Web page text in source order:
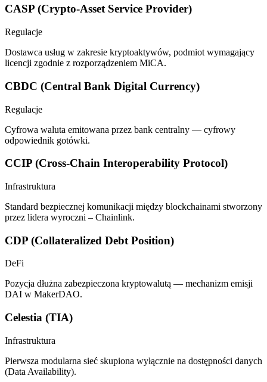
CASP (Crypto-Asset Service Provider)
Regulacje
Dostawca usług w zakresie kryptoaktywów, podmiot wymagający
licencji zgodnie z rozporządzeniem MiCA.
CBDC (Central Bank Digital Currency)
Regulacje
Cyfrowa waluta emitowana przez bank centralny — cyfrowy
odpowiednik gotówki.
CCIP (Cross-Chain Interoperability Protocol)
Infrastruktura
Standard bezpiecznej komunikacji między blockchainami stworzony
przez lidera wyroczni – Chainlink.
CDP (Collateralized Debt Position)
DeFi
Pozycja dłużna zabezpieczona kryptowalutą — mechanizm emisji
DAI w MakerDAO.
Celestia (TIA)
Infrastruktura
Pierwsza modularna sieć skupiona wyłącznie na dostępności danych
(Data Availability).